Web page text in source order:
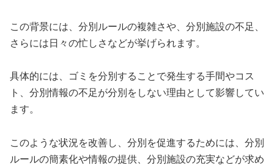
この背景には、分別ルールの複雑さや、分別施設の不足、
さらには日々の忙しさなどが挙げられます。
具体的には、ゴミを分別することで発生する手間やコス
ト、分別情報の不足が分別をしない理由として影響してい
ます。
このような状況を改善し、分別を促進するためには、分別
ルールの簡素化や情報の提供、分別施設の充実などが求め